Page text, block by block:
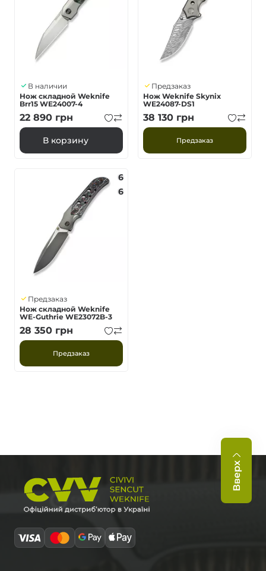
В наличии
Нож складной Weknife
Brr15 WE24007-4
22 890 грн
В корзину
Предзаказ
Нож Weknife Skynix
WE24087-DS1
38 130 грн
Предзаказ
6
6
Предзаказ
Нож складной Weknife
WE-Guthrie WE23072B-3
28 350 грн
Предзаказ
Вверх